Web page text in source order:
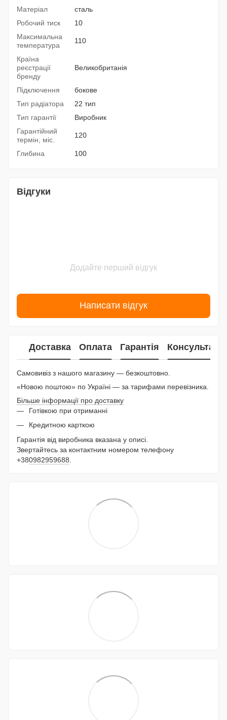
Матеріал
сталь
Робочий тиск
10
Максимальна
температура
110
Країна
реєстрації
бренду
Великобританія
Підключення
бокове
Тип радіатора
22 тип
Тип гарантії
Виробник
Гарантійний
термін, міс.
120
Глибина 100
Відгуки
Додайте перший відгук
Написати відгук
Доставка Оплата Гарантія Консультація
Самовивіз з нашого магазину — безкоштовно.
«Новою поштою» по Україні — за тарифами перевізника.
Більше інформації про доставку
Готівкою при отриманні
Кредитною карткою
Гарантія від виробника вказана у описі.
Звертайтесь за контактним номером телефону
+380982959688